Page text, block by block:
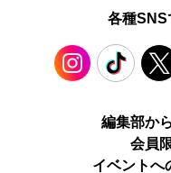
各種SNS
TikTok
編集部か
会員
イベントへ